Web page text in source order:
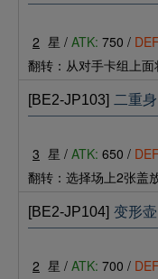
2 星 / ATK: 750 /
翻转：从对手卡组上面
[BE2-JP103] 二重身
3 星 / ATK: 650 /
翻转：选择场上2张盖
[BE2-JP104] 变形壶
2 星 / ATK: 700 /